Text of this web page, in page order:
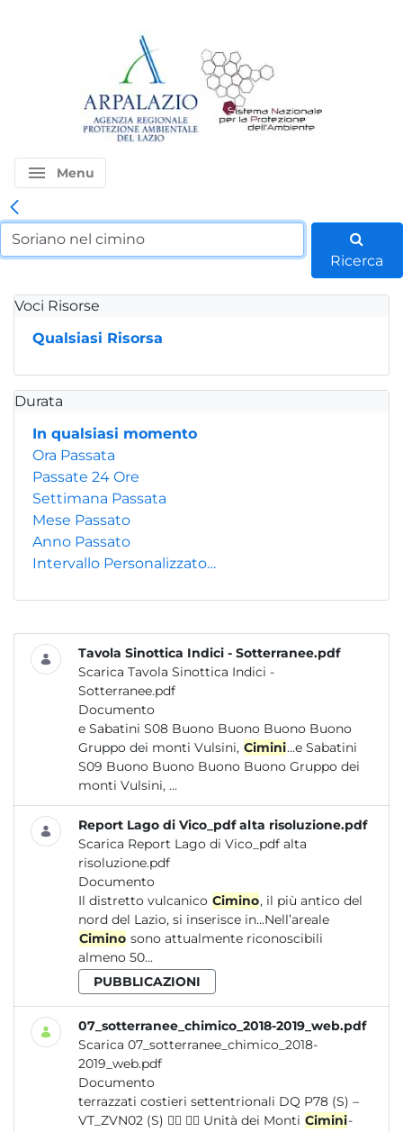
menu Menu
Ricerca
Voci Risorse
Qualsiasi Risorsa
Durata
In qualsiasi momento
Ora Passata
Passate 24 Ore
Settimana Passata
Mese Passato
Anno Passato
Intervallo Personalizzato…
Tavola Sinottica Indici - Sotterranee.pdf
Scarica Tavola Sinottica Indici -
Sotterranee.pdf
Documento
e Sabatini S08 Buono Buono Buono Buono
Gruppo dei monti Vulsini, Cimini...e Sabatini
S09 Buono Buono Buono Buono Gruppo dei
monti Vulsini, ...
Report Lago di Vico_pdf alta risoluzione.pdf
Scarica Report Lago di Vico_pdf alta
risoluzione.pdf
Documento
Il distretto vulcanico Cimino, il più antico del
nord del Lazio, si inserisce in...Nell’areale
Cimino sono attualmente riconoscibili
almeno 50...
PUBBLICAZIONI
07_sotterranee_chimico_2018-2019_web.pdf
Scarica 07_sotterranee_chimico_2018-
2019_web.pdf
Documento
terrazzati costieri settentrionali DQ P78 (S) –
VT_ZVN02 (S)   Unità dei Monti Cimini-